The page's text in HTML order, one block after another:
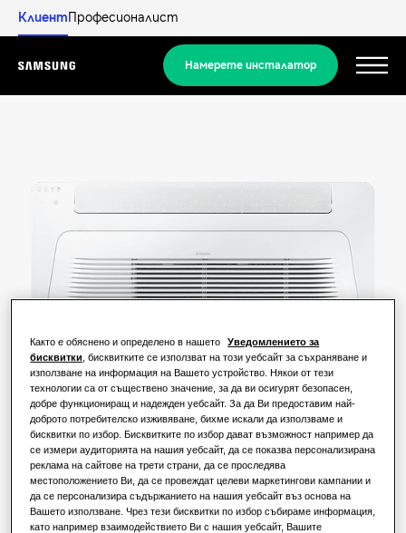
КлиентПрофесионалист
Menu
Намерете инсталатор
Открийте
РЕШЕНИЯ ЗА ЖИЛИЩНИ СГРАДИ
Какво е термопомпа и как работи?
Какво е климатик и как работи?
РЕШЕНИЯ ЗА ТЪРГОВСКИ ОБЕКТИ
За хотели
За търговски обекти
Нашите решения
РЕШЕНИЯ ЗА ВАШИЯ ДОМ
Решения за климатизация
Решения за термопомпи
РЕШЕНИЯ ЗА ТЪРГОВСКИ СГРАДИ
Решения за климатизация
Начини за управление
Продукти
Водещи продукти
За Samsung
КАПАЦИТЕТ: 1.7kW
WindFree 1-Way Cassette
Както е обяснено и определено в нашето
Уведомлението за
бисквитки , бисквитките се използват на този уебсайт за съхраняване и
използване на информация на Вашето устройство. Някои от тези
технологии са от съществено значение, за да ви осигурят безопасен,
добре функциониращ и надежден уебсайт. За да Ви предоставим най-
доброто потребителско изживяване, бихме искали да използваме и
бисквитки по избор. Бисквитките по избор дават възможност например да
се измери аудиторията на нашия уебсайт, да се показва персонализирана
реклама на сайтове на трети страни, да се проследява
местоположението Ви, да се провеждат целеви маркетингови кампании и
да се персонализира съдържанието на нашия уебсайт въз основа на
Вашето използване. Чрез тези бисквитки по избор събираме информация,
като например взаимодействието Ви с нашия уебсайт, Вашите